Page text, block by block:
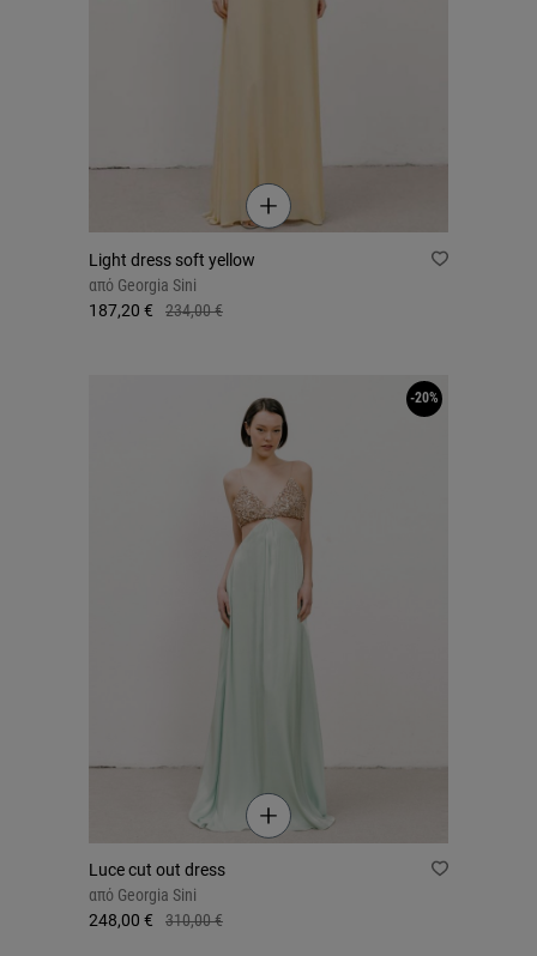
Light dress soft yellow
από Georgia Sini
187,20 €
234,00 €
Luce cut out dress
από Georgia Sini
248,00 €
310,00 €
-20%